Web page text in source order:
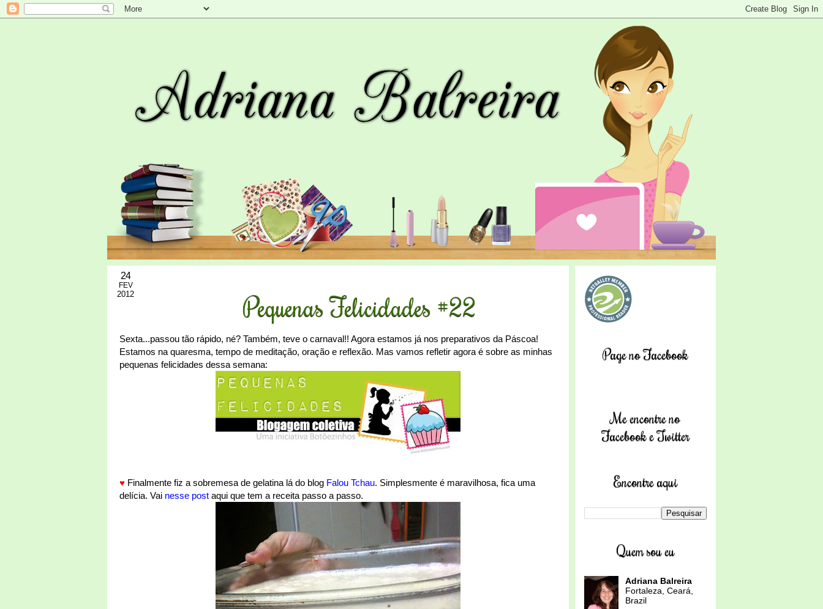
24
FEV
2012 Pequenas Felicidades #22
Sexta...passou tão rápido, né? Também, teve o carnaval!! Agora estamos já nos preparativos da Páscoa!
Estamos na quaresma, tempo de meditação, oração e reflexão. Mas vamos refletir agora é sobre as minhas
pequenas felicidades dessa semana:
♥ Finalmente fiz a sobremesa de gelatina lá do blog Falou Tchau. Simplesmente é maravilhosa, fica uma
delícia. Vai nesse post aqui que tem a receita passo a passo.
Page no Facebook
Me encontre no
Facebook e Twitter
Encontre aqui
Quem sou eu
Adriana Balreira
Fortaleza, Ceará,
Brazil